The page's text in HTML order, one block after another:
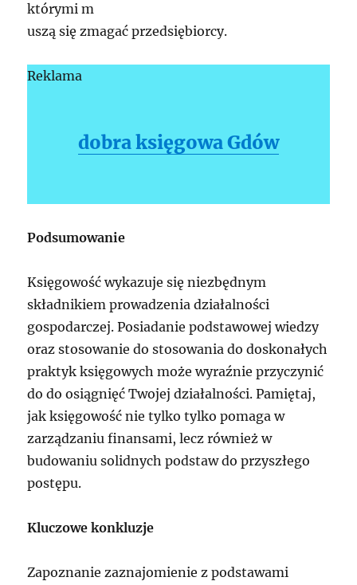
którymi m
uszą się zmagać przedsiębiorcy.
Reklama
dobra księgowa Gdów
Podsumowanie
Księgowość wykazuje się niezbędnym
składnikiem prowadzenia działalności
gospodarczej. Posiadanie podstawowej wiedzy
oraz stosowanie do stosowania do doskonałych
praktyk księgowych może wyraźnie przyczynić
do do osiągnięć Twojej działalności. Pamiętaj,
jak księgowość nie tylko tylko pomaga w
zarządzaniu finansami, lecz również w
budowaniu solidnych podstaw do przyszłego
postępu.
Kluczowe konkluzje
Zapoznanie zaznajomienie z podstawami